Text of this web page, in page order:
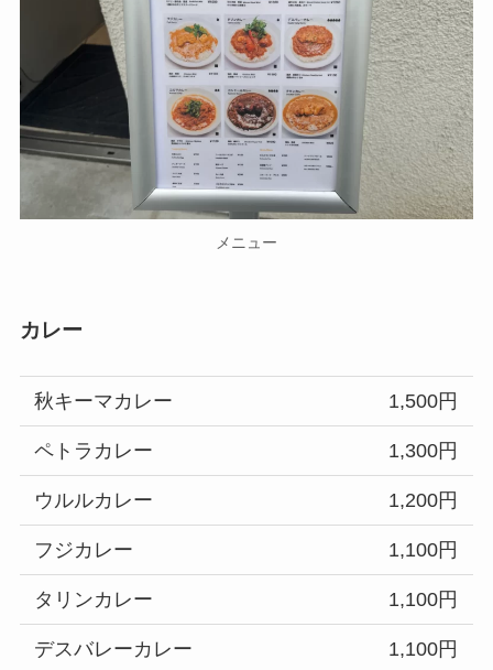
メニュー
カレー
秋キーマカレー 1,500円
ペトラカレー 1,300円
ウルルカレー 1,200円
フジカレー 1,100円
タリンカレー 1,100円
デスバレーカレー 1,100円